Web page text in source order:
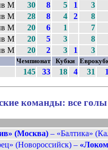
М 30 8 5 1 3
М 28 8 4 2 8
М 20 6 1 7
М 20 5 3 8
М 20 2 3 1 3
Чемпионат Кубки
145 33 18 4 31
команды: все голы
(Москва) – «Балтика»
(Новороссийск) –